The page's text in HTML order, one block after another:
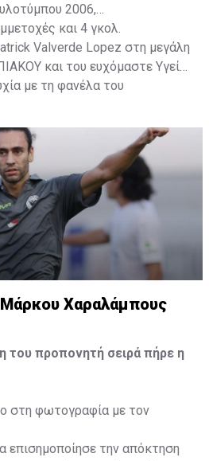
2006,
και 4 γκολ.
Valverde Lopez στη μεγάλη
και του ευχόμαστε Υγεία,
με τη φανέλα του
Χαραλάμπους
του προπονητή σειρά πήρε η
στη φωτογραφία με τον
την απόκτηση